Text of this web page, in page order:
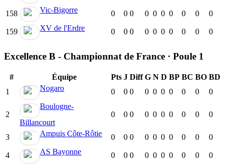
158 Vic-Bigorre 0 0 0 0 0 0 0 0 0 0
159 XV de l'Erdre 0 0 0 0 0 0 0 0 0 0
Excellence B - Championnat de France · Poule 1
# Équipe Pts J Diff G N D BP BC BO BD
1
Nogaro 0 0 0 0 0 0 0 0 0 0
2
Boulogne-
Billancourt
0 0 0 0 0 0 0 0 0 0
3 Ampuis Côte-Rôtie 0 0 0 0 0 0 0 0 0 0
4 AS Bayonne 0 0 0 0 0 0 0 0 0 0